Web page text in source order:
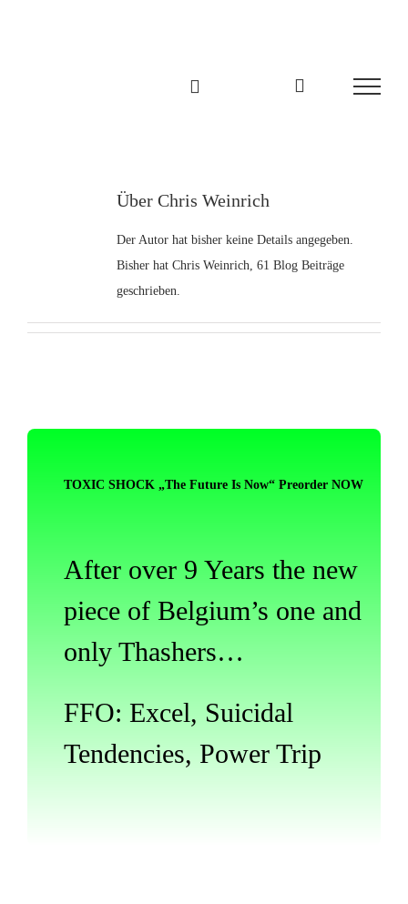
Über Chris Weinrich
Der Autor hat bisher keine Details angegeben.
Bisher hat Chris Weinrich, 61 Blog Beiträge
geschrieben.
TOXIC SHOCK „The Future Is Now“ Preorder NOW
After over 9 Years the new
piece of Belgium’s one and
only Thashers…
FFO: Excel, Suicidal
Tendencies, Power Trip